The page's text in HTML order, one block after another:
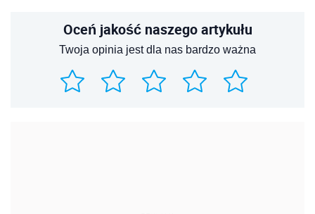
Oceń jakość naszego artykułu
Twoja opinia jest dla nas bardzo ważna